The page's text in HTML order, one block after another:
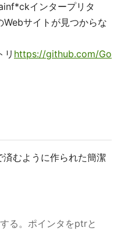
インタープリタ
Webサイトが見つからな
リ https://github.com/Go
むように作られた簡潔
る。ポインタをptrと